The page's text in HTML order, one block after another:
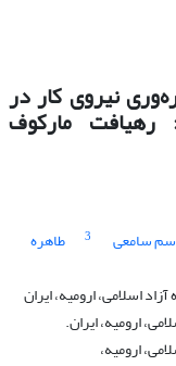
نیروی کار در
مارکوف
سامعی 3 طاهره
اسلامی، ارومیه، ایران
ارومیه، ایران.
ارومیه،